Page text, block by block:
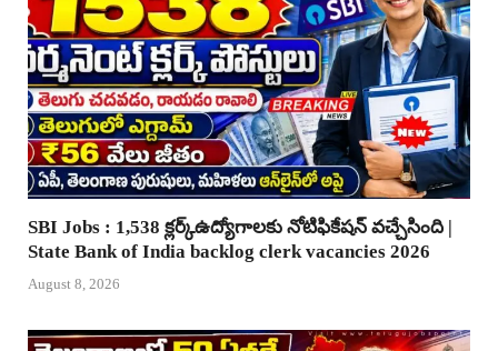
SBI Jobs : 1,538 క్లర్క్ఉద్యోగాలకు నోటిఫికేషన్ వచ్చేసింది |
State Bank of India backlog clerk vacancies 2026
August 8, 2026